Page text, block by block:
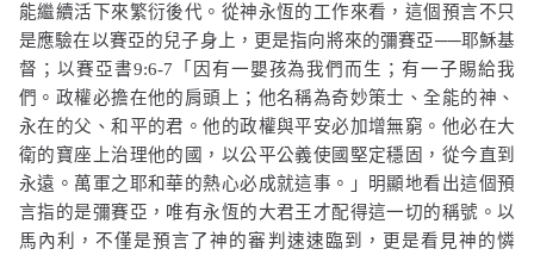
能繼續活下來繁衍後代。從神永恆的工作來看，這個預言不只
是應驗在以賽亞的兒子身上，更是指向將來的彌賽亞──耶穌基
督；以賽亞書9:6-7 「因有一嬰孩為我們而生；有一子賜給我
們。政權必擔在他的肩頭上；他名稱為奇妙策士、全能的神、
永在的父、和平的君。他的政權與平安必加增無窮。他必在大
衛的寶座上治理他的國，以公平公義使國堅定穩固，從今直到
永遠。萬軍之耶和華的熱心必成就這事。」
明顯地看出這個預
言指的是彌賽亞，唯有永恆的大君王才配得這一切的稱號。以
馬內利，不僅是預言了神的審判速速臨到，更是看見神的憐